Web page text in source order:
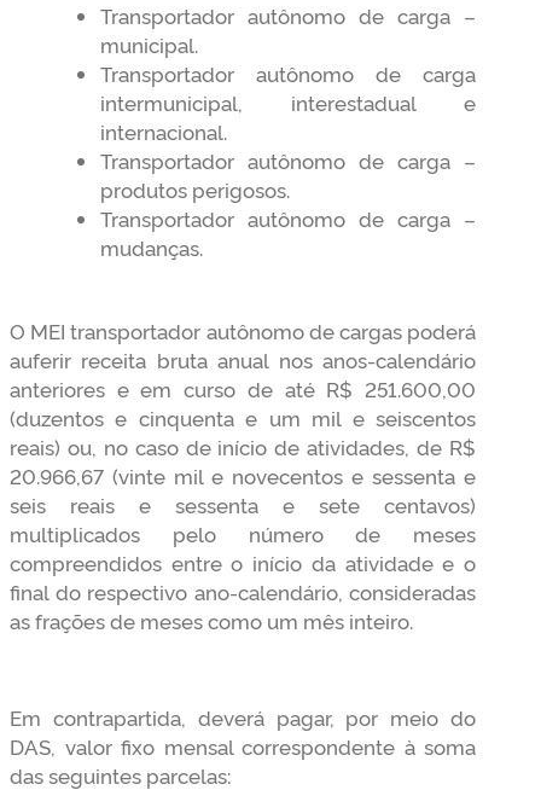
Transportador autônomo de carga –
municipal.
Transportador autônomo de carga
intermunicipal, interestadual e
internacional.
Transportador autônomo de carga –
produtos perigosos.
Transportador autônomo de carga –
mudanças.
O MEI transportador autônomo de cargas poderá
auferir receita bruta anual nos anos-calendário
anteriores e em curso de até R$ 251.600,00
(duzentos e cinquenta e um mil e seiscentos
reais) ou, no caso de início de atividades, de R$
20.966,67 (vinte mil e novecentos e sessenta e
seis reais e sessenta e sete centavos)
multiplicados pelo número de meses
compreendidos entre o início da atividade e o
final do respectivo ano-calendário, consideradas
as frações de meses como um mês inteiro.
Em contrapartida, deverá pagar, por meio do
DAS, valor fixo mensal correspondente à soma
das seguintes parcelas: